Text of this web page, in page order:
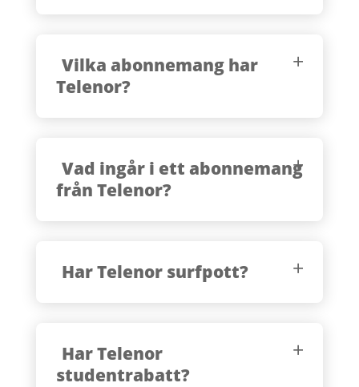
Vilka abonnemang har
Telenor?
Vad ingår i ett abonnemang
från Telenor?
Har Telenor surfpott?
Har Telenor
studentrabatt?